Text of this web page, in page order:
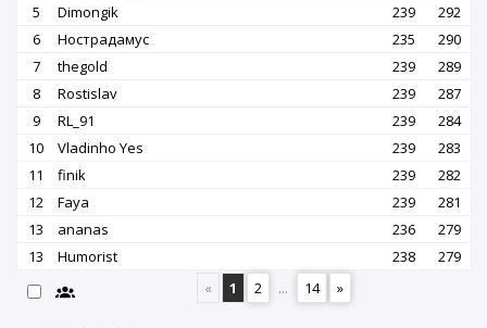
5
Dimongik 239
292
6
Нострадамус 235
290
7
thegold 239
289
8
Rostislav 239
287
9
RL_91 239
284
10
Vladinho Yes 239
283
11
finik 239
282
12
Faya 239
281
13
ananas 236
279
13
Humorist 238
279
«
1 2 ... 14 »